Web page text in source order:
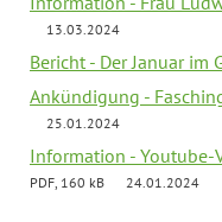
13.03.2024
Bericht - Der Januar im
Ankündigung -
25.01.2024
Information - Youtube-
PDF, 160 kB 24.01.2024